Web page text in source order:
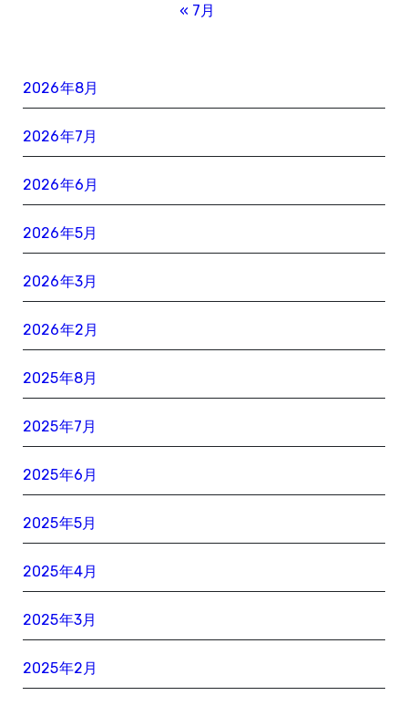
« 7月
2026年8月
2026年7月
2026年6月
2026年5月
2026年3月
2026年2月
2025年8月
2025年7月
2025年6月
2025年5月
2025年4月
2025年3月
2025年2月